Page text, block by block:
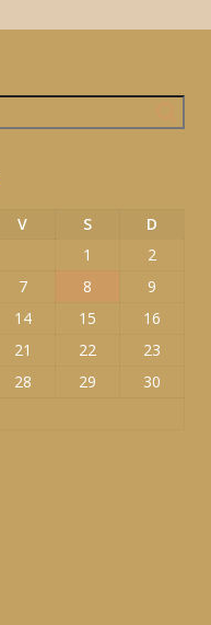
V S
D
1
2
7 8
9
14 15
16
21 22
23
28 29
30